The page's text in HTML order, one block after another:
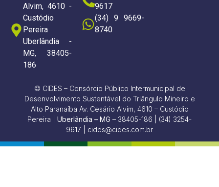
Alvim, 4610 -
Custódio
Pereira
Uberlândia -
MG, 38405-
186
9617
(34) 9 9669-
8740
© CIDES – Consórcio Público Intermunicipal de
Desenvolvimento Sustentável do Triângulo Mineiro e
Alto Paranaíba Av. Cesário Alvim, 4610 – Custódio
Pereira | Uberlândia – MG – 38405-186 | (34) 3254-
9617 | cides@cides.com.br